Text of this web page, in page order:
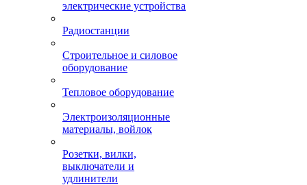
электрические устройства
Радиостанции
Строительное и силовое
оборудование
Тепловое оборудование
Электроизоляционные
материалы, войлок
Розетки, вилки,
выключатели и
удлинители